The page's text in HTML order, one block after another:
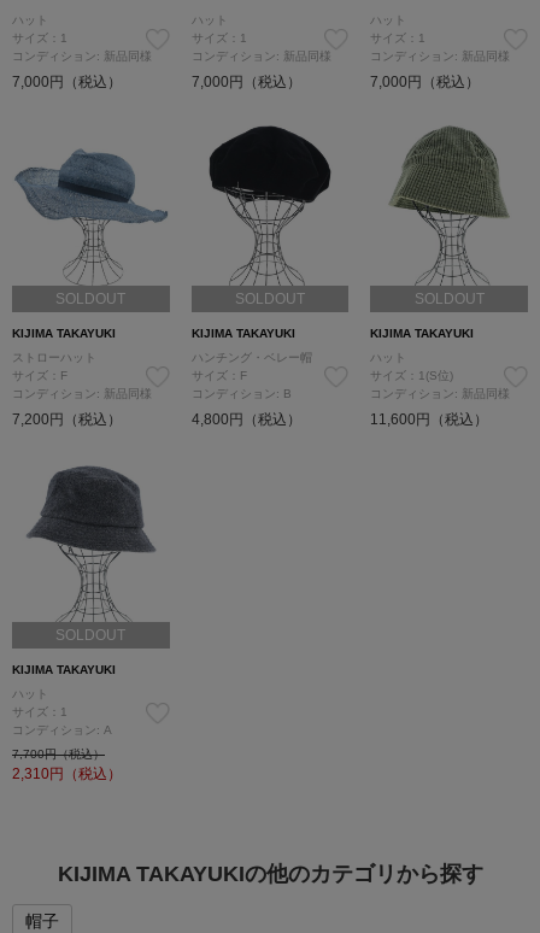
ハット
サイズ：1
コンディション: 新品同様
7,000円（税込）
ハット
サイズ：1
コンディション: 新品同様
7,000円（税込）
ハット
サイズ：1
コンディション: 新品同様
7,000円（税込）
SOLDOUT
KIJIMA TAKAYUKI
ストローハット
サイズ：F
コンディション: 新品同様
7,200円（税込）
SOLDOUT
KIJIMA TAKAYUKI
ハンチング・ベレー帽
サイズ：F
コンディション: B
4,800円（税込）
SOLDOUT
KIJIMA TAKAYUKI
ハット
サイズ：1(S位)
コンディション: 新品同様
11,600円（税込）
SOLDOUT
KIJIMA TAKAYUKI
ハット
サイズ：1
コンディション: A
7,700円（税込）
2,310円（税込）
KIJIMA TAKAYUKIの他のカテゴリから探す
帽子